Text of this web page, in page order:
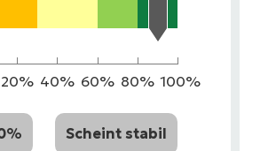
20% 40% 60% 80% 100%
Scheint stabil